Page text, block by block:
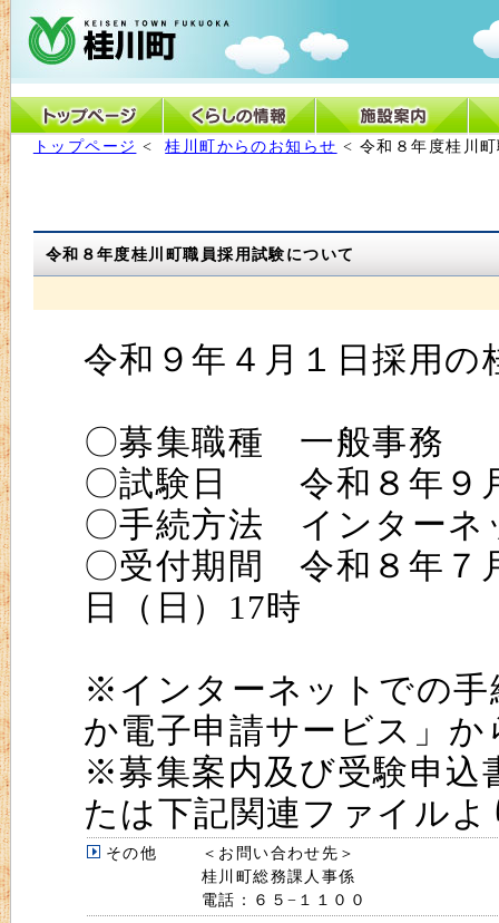
トップページ <桂川町からのお知らせ < 令和８年度桂川
令和８年度桂川町職員採用試験について
令和９年４月１日採用
〇募集職種 一般事務
〇試験日 令和８年９
〇手続方法 インターネ
〇受付期間 令和８年７
日（日）17時
※インターネットでの手
か電子申請サービス」
※募集案内及び受験申込
たは下記関連ファイル
その他
＜お問い合わせ先＞
桂川町総務課人事係
電話：６５−１１００